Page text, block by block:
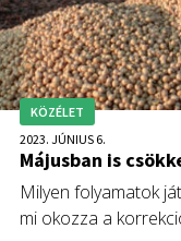
KÖZÉLET
2023. JÚNIUS 6.
Májusban is
Milyen folyamatok
mi okozza a